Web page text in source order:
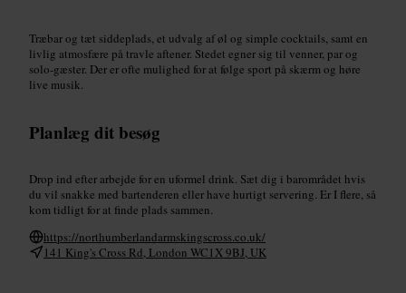
Træbar og tæt siddeplads, et udvalg af øl og simple cocktails, samt en
livlig atmosfære på travle aftener. Stedet egner sig til venner, par og
solo-gæster. Der er ofte mulighed for at følge sport på skærm og høre
live musik.
Planlæg dit besøg
Drop ind efter arbejde for en uformel drink. Sæt dig i barområdet hvis
du vil snakke med bartenderen eller have hurtigt servering. Er I flere, så
kom tidligt for at finde plads sammen.
https://northumberlandarmskingscross.co.uk/
141 King's Cross Rd, London WC1X 9BJ, UK